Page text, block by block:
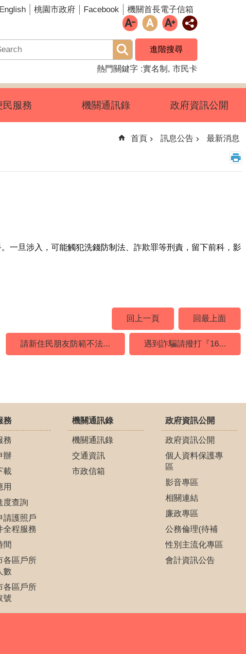
English 桃園市政府 Facebook 機關首長電子信箱
進階搜尋
熱門關鍵字 實名制 市民卡
民服務 機關通訊錄 政府資訊公開
首頁 訊息公告 最新消息
一旦涉入，可能觸犯洗錢防制法、詐欺罪等刑責，留下前科，影
回上一頁
回最上面
請新住民朋友防範不法... 遇到詐騙請撥打『16...
務
務
辦
載
用
度查詢
請護照戶
全程服務
間
各區戶所
數
各區戶所
號
機關通訊錄
機關通訊錄
交通資訊
市政信箱
政府資訊公開
政府資訊公開
個人資料保護專
區
影音專區
相關連結
廉政專區
公務倫理(待補
性別主流化專區
會計資訊公告